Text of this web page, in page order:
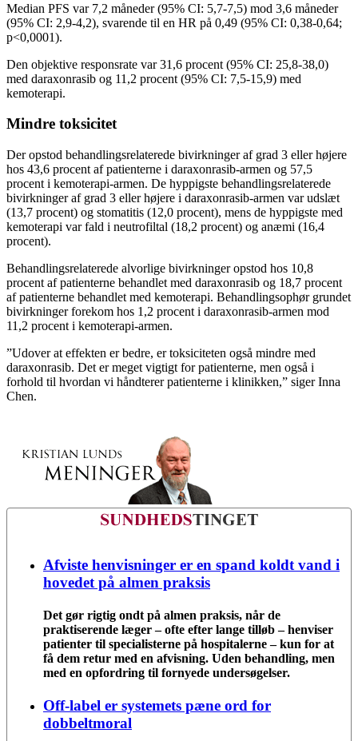
Median PFS var 7,2 måneder (95% CI: 5,7-7,5) mod 3,6 måneder
(95% CI: 2,9-4,2), svarende til en HR på 0,49 (95% CI: 0,38-0,64;
p<0,0001).
Den objektive responsrate var 31,6 procent (95% CI: 25,8-38,0)
med daraxonrasib og 11,2 procent (95% CI: 7,5-15,9) med
kemoterapi.
Mindre toksicitet
Der opstod behandlingsrelaterede bivirkninger af grad 3 eller højere
hos 43,6 procent af patienterne i daraxonrasib-armen og 57,5
procent i kemoterapi-armen. De hyppigste behandlingsrelaterede
bivirkninger af grad 3 eller højere i daraxonrasib-armen var udslæt
(13,7 procent) og stomatitis (12,0 procent), mens de hyppigste med
kemoterapi var fald i neutrofiltal (18,2 procent) og anæmi (16,4
procent).
Behandlingsrelaterede alvorlige bivirkninger opstod hos 10,8
procent af patienterne behandlet med daraxonrasib og 18,7 procent
af patienterne behandlet med kemoterapi. Behandlingsophør grundet
bivirkninger forekom hos 1,2 procent i daraxonrasib-armen mod
11,2 procent i kemoterapi-armen.
”Udover at effekten er bedre, er toksiciteten også mindre med
daraxonrasib. Det er meget vigtigt for patienterne, men også i
forhold til hvordan vi håndterer patienterne i klinikken,” siger Inna
Chen.
Afviste henvisninger er en spand koldt vand i
hovedet på almen praksis
Det gør rigtig ondt på almen praksis, når de
praktiserende læger – ofte efter lange tilløb – henviser
patienter til specialisterne på hospitalerne – kun for at
få dem retur med en afvisning. Uden behandling, men
med en opfordring til fornyede undersøgelser.
Off-label er systemets pæne ord for
dobbeltmoral